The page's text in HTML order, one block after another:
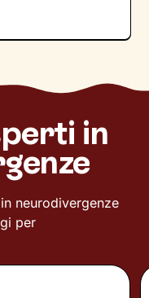
in
neurodivergenze
per